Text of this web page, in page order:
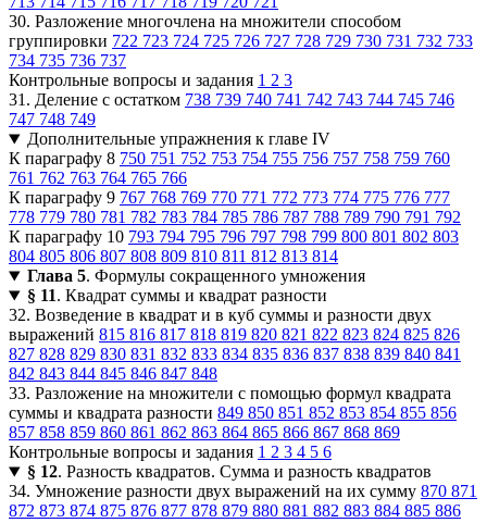
30. Разложение многочлена на множители способом
группировки 722 723 724 725 726 727 728 729 730 731 732 733
734 735 736 737
Контрольные вопросы и задания 1 2 3
31. Деление с остатком 738 739 740 741 742 743 744 745 746
747 748 749
Дополнительные упражнения к главе IV
К параграфу 8 750 751 752 753 754 755 756 757 758 759 760
761 762 763 764 765 766
К параграфу 9 767 768 769 770 771 772 773 774 775 776 777
778 779 780 781 782 783 784 785 786 787 788 789 790 791 792
К параграфу 10 793 794 795 796 797 798 799 800 801 802 803
804 805 806 807 808 809 810 811 812 813 814
Глава 5. Формулы сокращенного умножения
§ 11. Квадрат суммы и квадрат разности
32. Возведение в квадрат и в куб суммы и разности двух
выражений 815 816 817 818 819 820 821 822 823 824 825 826
827 828 829 830 831 832 833 834 835 836 837 838 839 840 841
842 843 844 845 846 847 848
33. Разложение на множители с помощью формул квадрата
суммы и квадрата разности 849 850 851 852 853 854 855 856
857 858 859 860 861 862 863 864 865 866 867 868 869
Контрольные вопросы и задания 1 2 3 4 5 6
§ 12. Разность квадратов. Сумма и разность квадратов
34. Умножение разности двух выражений на их сумму 870 871
872 873 874 875 876 877 878 879 880 881 882 883 884 885 886